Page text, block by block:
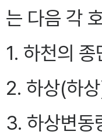
는 다음 각
1. 하천의
2. 하상(하
3. 하상변동